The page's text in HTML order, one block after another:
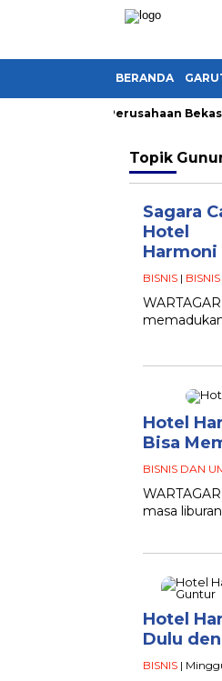
BERANDA
Garut, Ini 3 Perusahaan Bekasi
Topik
Sagara
Hotel
Harmoni
BISNIS |
Hotel
Bisa
BISNIS DAN
masa
Hotel
Dulu
BISNIS |